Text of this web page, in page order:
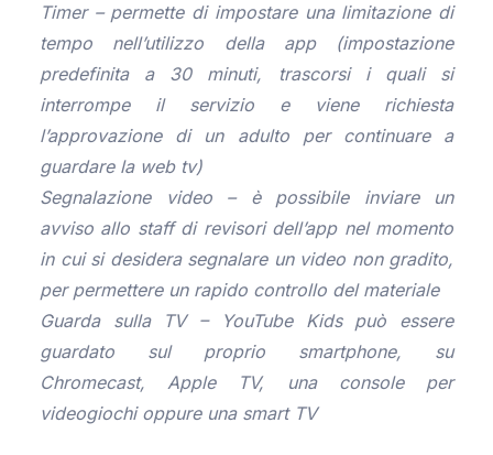
Timer – permette di impostare una limitazione di
tempo nell’utilizzo della app (impostazione
predefinita a 30 minuti, trascorsi i quali si
interrompe il servizio e viene richiesta
l’approvazione di un adulto per continuare a
guardare la web tv)
Segnalazione video – è possibile inviare un
avviso allo staff di revisori dell’app nel momento
in cui si desidera segnalare un video non gradito,
per permettere un rapido controllo del materiale
Guarda sulla TV – YouTube Kids può essere
guardato sul proprio smartphone, su
Chromecast, Apple TV, una console per
videogiochi oppure una smart TV